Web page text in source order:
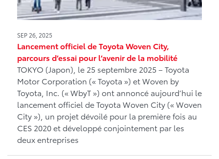
SEP 26, 2025
Lancement officiel de Toyota Woven City,
parcours d’essai pour l’avenir de la mobilité
TOKYO (Japon), le 25 septembre 2025 – Toyota
Motor Corporation (« Toyota ») et Woven by
Toyota, Inc. (« WbyT ») ont annoncé aujourd’hui le
lancement officiel de Toyota Woven City (« Woven
City »), un projet dévoilé pour la première fois au
CES 2020 et développé conjointement par les
deux entreprises